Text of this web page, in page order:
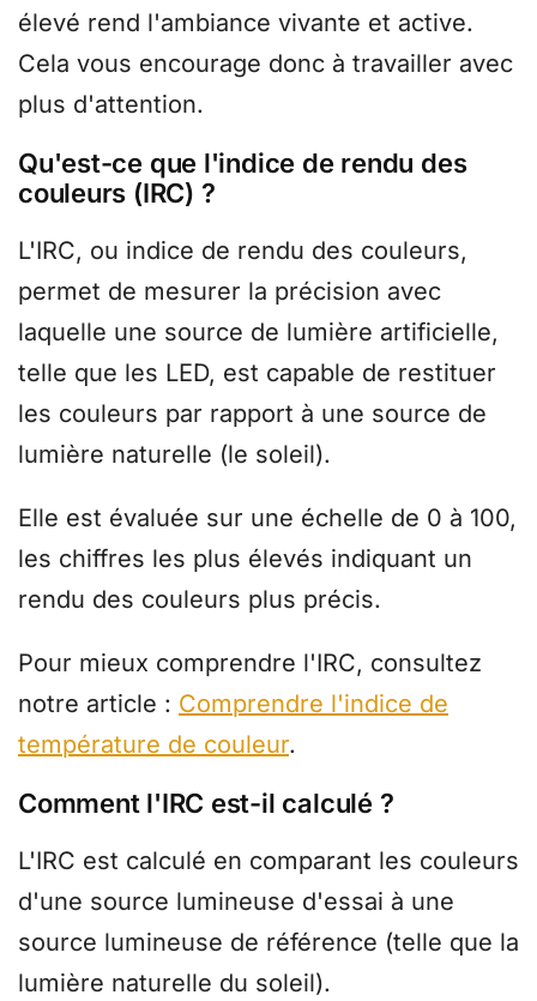
élevé rend l'ambiance vivante et active.
Cela vous encourage donc à travailler avec
plus d'attention.
Qu'est-ce que l'indice de rendu des
couleurs (IRC) ?
L'IRC, ou indice de rendu des couleurs,
permet de mesurer la précision avec
laquelle une source de lumière artificielle,
telle que les LED, est capable de restituer
les couleurs par rapport à une source de
lumière naturelle (le soleil).
Elle est évaluée sur une échelle de 0 à 100,
les chiffres les plus élevés indiquant un
rendu des couleurs plus précis.
Pour mieux comprendre l'IRC, consultez
notre article : Comprendre l'indice de
température de couleur.
Comment l'IRC est-il calculé ?
L'IRC est calculé en comparant les couleurs
d'une source lumineuse d'essai à une
source lumineuse de référence (telle que la
lumière naturelle du soleil).